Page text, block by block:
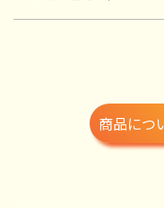
商品につ